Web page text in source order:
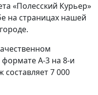
«Полесский Курьер»
на страницах нашей
А-3 на 8-и
7 000